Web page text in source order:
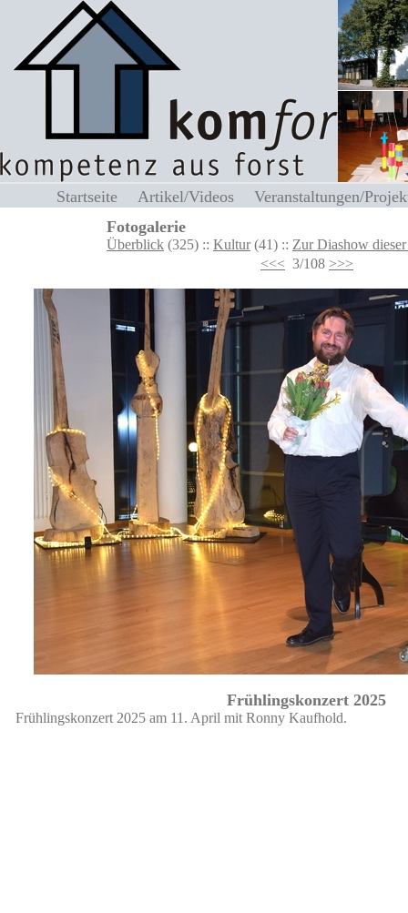
Startseite Artikel/Videos
Veranstaltungen/
Fotogalerie
Überblick (325) :: Kultur(41) :: Zur Diashow
<<< 3/108 >>>
Frühlingskonzert 2025
Frühlingskonzert 2025 am 11. April mit Ronny Kaufhold.